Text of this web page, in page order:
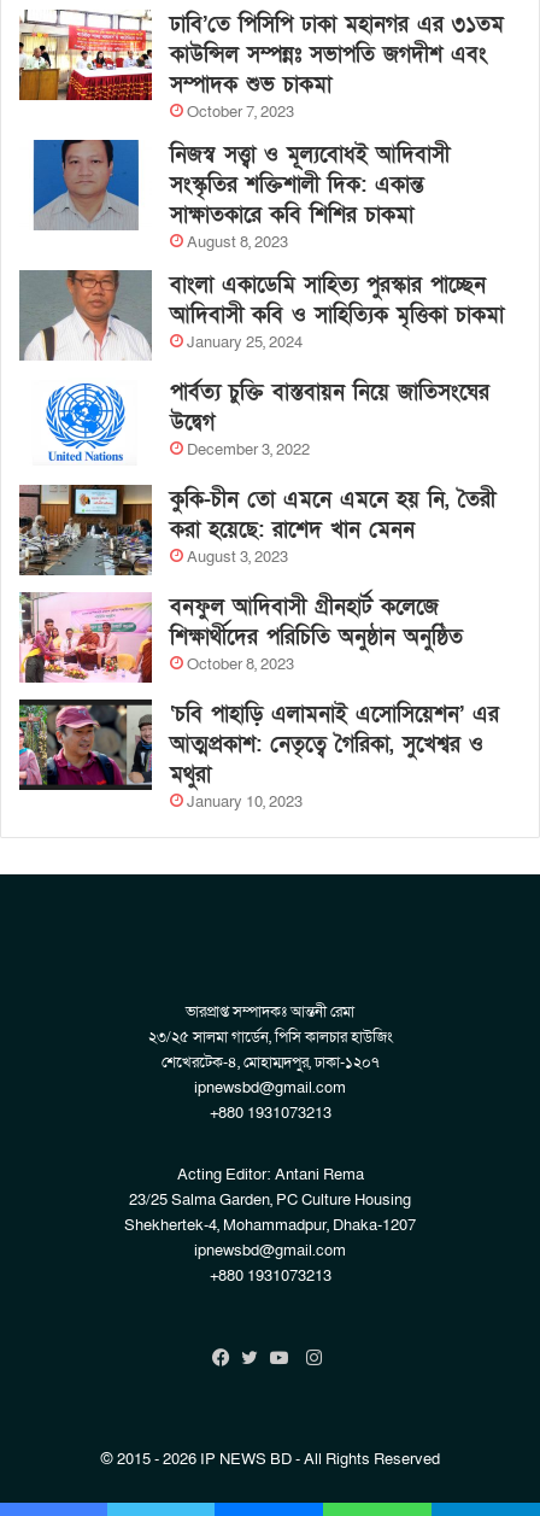
ঢাবি’তে পিসিপি ঢাকা মহানগর এর ৩১তম
কাউন্সিল সম্পন্নঃ সভাপতি জগদীশ এবং
সম্পাদক শুভ চাকমা
October 7, 2023
নিজস্ব সত্ত্বা ও মূল্যবোধই আদিবাসী
সংস্কৃতির শক্তিশালী দিক: একান্ত
সাক্ষাতকারে কবি শিশির চাকমা
August 8, 2023
বাংলা একাডেমি সাহিত্য পুরস্কার পাচ্ছেন
আদিবাসী কবি ও সাহিত্যিক মৃত্তিকা চাকমা
January 25, 2024
পার্বত্য চুক্তি বাস্তবায়ন নিয়ে জাতিসংঘের
উদ্বেগ
December 3, 2022
কুকি-চীন তো এমনে এমনে হয় নি, তৈরী
করা হয়েছে: রাশেদ খান মেনন
August 3, 2023
বনফুল আদিবাসী গ্রীনহার্ট কলেজে
শিক্ষার্থীদের পরিচিতি অনুষ্ঠান অনুষ্ঠিত
October 8, 2023
‘চবি পাহাড়ি এলামনাই এসোসিয়েশন’ এর
আত্মপ্রকাশ: নেতৃত্বে গৈরিকা, সুখেশ্বর ও
মথুরা
January 10, 2023
ভারপ্রাপ্ত সম্পাদকঃ আন্তনী রেমা
২৩/২৫ সালমা গার্ডেন, পিসি কালচার হাউজিং
শেখেরটেক-৪, মোহাম্মদপুর, ঢাকা-১২০৭
ipnewsbd@gmail.com
+880 1931073213
Acting Editor: Antani Rema
23/25 Salma Garden, PC Culture Housing
Shekhertek-4, Mohammadpur, Dhaka-1207
ipnewsbd@gmail.com
+880 1931073213
Instagram
© 2015 - 2026 IP NEWS BD - All Rights Reserved